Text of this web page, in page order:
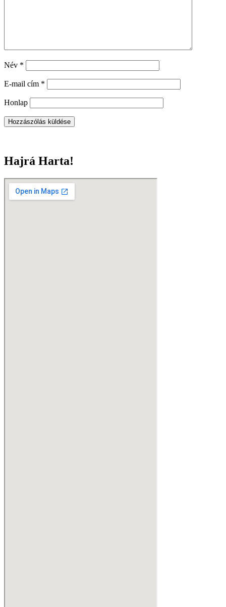
Név *
E-mail cím *
Honlap
Hajrá Harta!